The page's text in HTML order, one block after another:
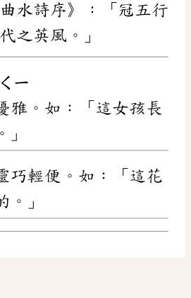
水詩序》：「冠五行
之英風。」
ㄧ
雅。如：「這女孩長
。」
巧輕便。如：「這花
。」